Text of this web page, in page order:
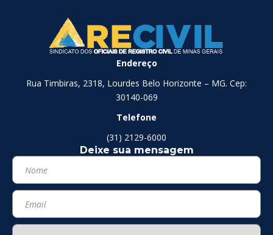
Endereço
Rua Timbiras, 2318, Lourdes Belo Horizonte – MG. Cep:
30140-069
Telefone
(31) 2129-6000
Deixe sua mensagem